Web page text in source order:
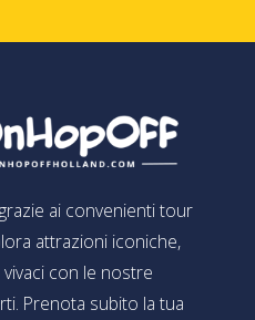
ai convenienti tour
attrazioni iconiche,
con le nostre
Prenota subito la tua